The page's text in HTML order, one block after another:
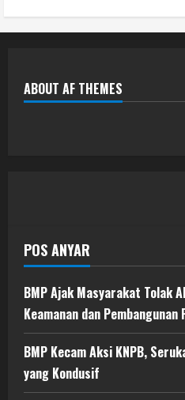
ABOUT AF THEMES
POS ANYAR
BMP Ajak Masyarakat Tolak
Keamanan dan Pembangunan
BMP Kecam Aksi KNPB,
yang Kondusif